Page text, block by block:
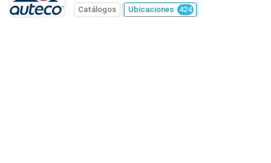
Catálogos Ubicaciones 424